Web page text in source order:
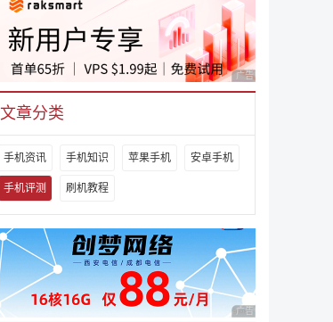
广告 商业广告，理性
文章分类
手机资讯 手机知识 苹果手机 安卓手机
手机评测 刷机教程
广告 商业广告，理性